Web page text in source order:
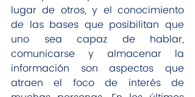
lugar de otros, y el conocimiento
de las bases que posibilitan que
uno sea capaz de hablar,
comunicarse y almacenar la
información son aspectos que
atraen el foco de interés de